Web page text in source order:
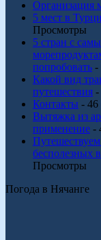
Организация
5 мест в
Просмотры
5 стран с
попробовать -
Какой вид
путешествия -
Контакты -
Вытяжка из
применение -
бесполезных
Просмотры
Погода в Нячанге